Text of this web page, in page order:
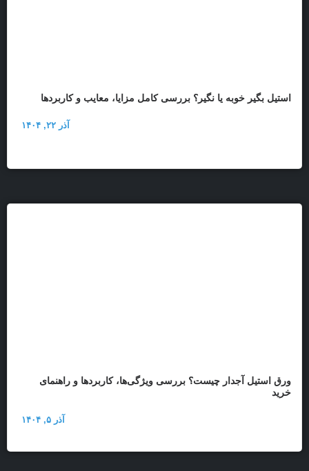
استیل بگیر خوبه یا نگیر؟ بررسی کامل مزایا، معایب و کاربردها
آذر ۲۲, ۱۴۰۴
ورق استیل آجدار چیست؟ بررسی ویژگی‌ها، کاربردها و راهنمای
خرید
آذر ۵, ۱۴۰۴